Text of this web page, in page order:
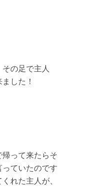
の足で主人
した！
って来たらそ
ていたのです
れた主人が、